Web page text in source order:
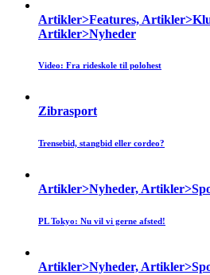
Artikler>Features,
Artikler>Nyheder
Video: Fra rideskole til polohest
Zibrasport
Trensebid, stangbid eller cordeo?
Artikler>Nyheder,
PL Tokyo: Nu vil vi gerne afsted!
Artikler>Nyheder,